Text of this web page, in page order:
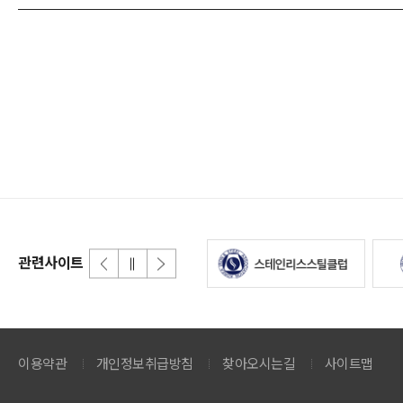
관련사이트
이용약관 개인정보취급방침 찾아오시는길 사이트맵